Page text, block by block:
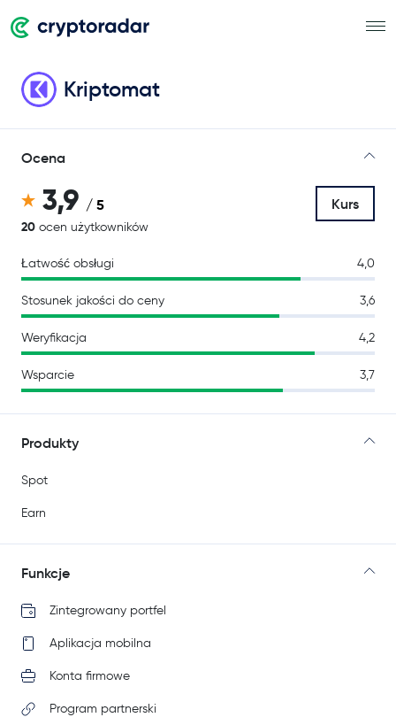
Kriptomat
Ocena
3,9 / 5
20 ocen użytkowników
Kurs
Łatwość obsługi 4,0
Stosunek jakości do ceny 3,6
Weryfikacja 4,2
Wsparcie 3,7
Produkty
Spot
Earn
Funkcje
Zintegrowany portfel
Aplikacja mobilna
Konta firmowe
Program partnerski